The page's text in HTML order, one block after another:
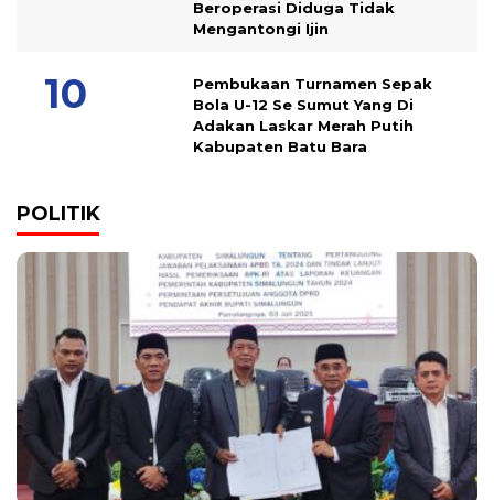
Beroperasi Diduga Tidak
Mengantongi Ijin
Pembukaan Turnamen Sepak
Bola U-12 Se Sumut Yang Di
Adakan Laskar Merah Putih
Kabupaten Batu Bara
POLITIK